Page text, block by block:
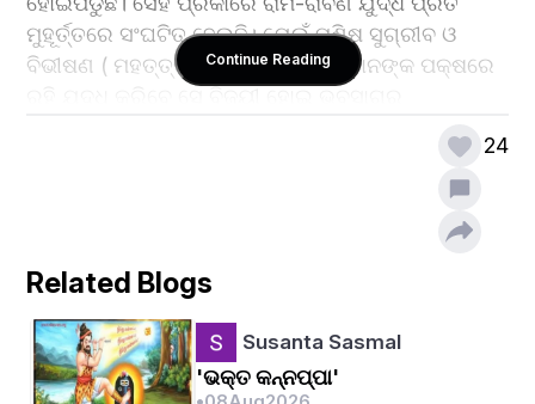
ମୁହୂର୍ତ୍ତରେ ସଂଘଟିତ ହେଉଛି। ଯେଉଁ ମଣିଷ ସୁଗ୍ରୀବ ଓ
ବିଭୀଷଣ ( ମହତ୍ତ୍ଵକର୍ମା) ଙ୍କ ଭଳି ଭଗବାନଙ୍କ ପକ୍ଷରେ
ଭବସାଗରରେ ନିଜ ସତ୍ତା ହରାଇବେ । ଖାଲି ସେତିକି ନୁହେଁ;
ବାରମ୍ବାର ନିଜ କର୍ମର ଫଳାନୁସାରେ ନିକୃଷ୍ଟତମ ଯୋନିରେ
ଜନ୍ମ ହୋଇ ନର୍କରୂପୀ ଦୁଃଖ, ଯନ୍ତ୍ରଣା, ଯାତନା ଭୋଗ କରିବ
ଏହି ଭାବରେ ମହାଭାରତ ପ୍ରସଙ୍ଗର ଅବତାରଣା
କରାଯାଇପାରେ। ଯେପରି ବୁଦ୍ଧି, ବିବେକ ମନୁଷ୍ୟକୁ ସତ୍ କର୍ମ
କରିବା ଦିଗରେ ଅନୁପ୍ରେରିତ କରିଥାଏ ସେହି ପ୍ରକାରେ ଅନ୍ଧ
କାମନା-ବାସନା (କୁତ୍ସିତ ଇଚ୍ଛା) ତା'କୁ ମାନସିକ
Continue Reading
24
Related Blogs
Susanta Sasmal
'ଭକ୍ତ କନ୍ନପ୍ପା'